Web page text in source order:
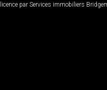
par Services immobiliers